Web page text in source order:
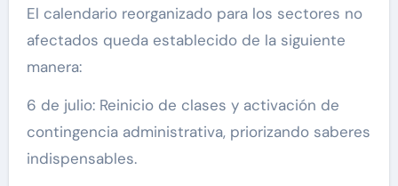
El calendario reorganizado para los sectores no
afectados queda establecido de la siguiente
manera:
6 de julio: Reinicio de clases y activación de
contingencia administrativa, priorizando saberes
indispensables.